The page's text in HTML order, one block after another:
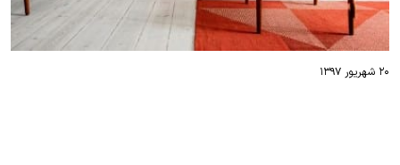
۲۰ شهریور ۱۳۹۷